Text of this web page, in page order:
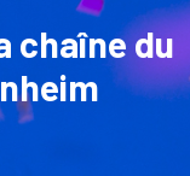
chaîne du